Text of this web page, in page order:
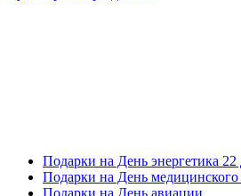
Подарки на День энергетика 22
Подарки на День медицинского
Подарки на День авиации